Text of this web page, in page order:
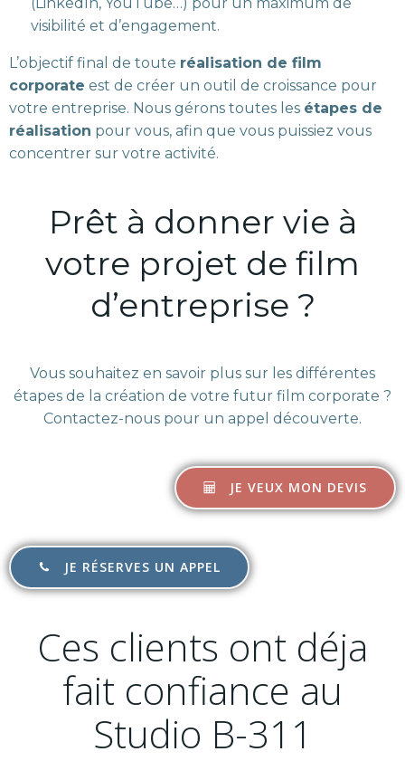
visibilité et d’engagement.
L’objectif final de toute réalisation de film
corporate est de créer un outil de croissance pour
votre entreprise. Nous gérons toutes les étapes de
réalisation pour vous, afin que vous puissiez vous
concentrer sur votre activité.
Prêt à donner vie à
votre projet de film
d’entreprise ?
Vous souhaitez en savoir plus sur les différentes
étapes de la création de votre futur film corporate ?
Contactez-nous pour un appel découverte.
JE VEUX MON DEVIS
JE RÉSERVES UN APPEL
Ces clients ont déja
fait confiance au
Studio B-311